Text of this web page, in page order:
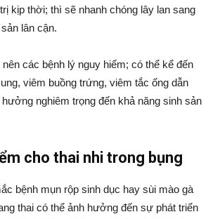
kịp thời; thì sẽ nhanh chóng lây lan sang
lân cận.
các bệnh lý nguy hiểm; có thể kể đến
viêm buồng trứng, viêm tắc ống dẫn
nghiêm trọng đến khả năng sinh sản
cho thai nhi trong bụng
bệnh mụn rộp sinh dục hay sùi mào gà
thai có thể ảnh hưởng đến sự phát triển